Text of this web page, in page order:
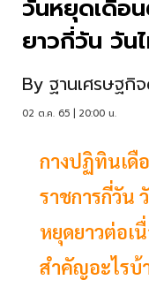
วันหยุดเดือ
ยาวกี่วัน วัน
By ฐานเศรษฐกิ
02 ต.ค. 65 | 20:00 น.
กางปฏิทินเดื
ราชการกี่วัน
หยุดยาวต่อเ
สำคัญอะไรบ้